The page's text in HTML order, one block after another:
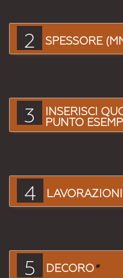
2 SPESSORE
3
INSERISCI
PUNTO
4 LAVORAZIONI
5 DECORO*